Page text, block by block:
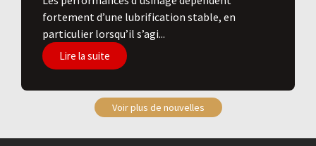
fortement d’une lubrification stable, en
particulier lorsqu’il s’agi...
Lire la suite
Voir plus de nouvelles